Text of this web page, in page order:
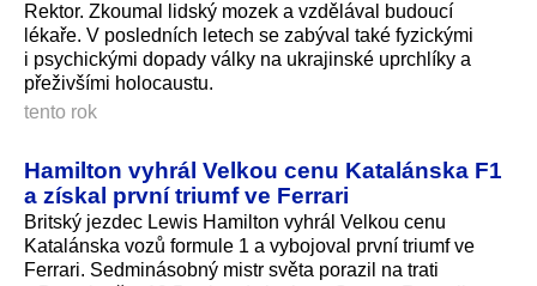
Rektor. Zkoumal lidský mozek a vzdělával budoucí
lékaře. V posledních letech se zabýval také fyzickými
i psychickými dopady války na ukrajinské uprchlíky a
přeživšími holocaustu.
tento rok
Hamilton vyhrál Velkou cenu Katalánska F1
a získal první triumf ve Ferrari
Britský jezdec Lewis Hamilton vyhrál Velkou cenu
Katalánska vozů formule 1 a vybojoval první triumf ve
Ferrari. Sedminásobný mistr světa porazil na trati